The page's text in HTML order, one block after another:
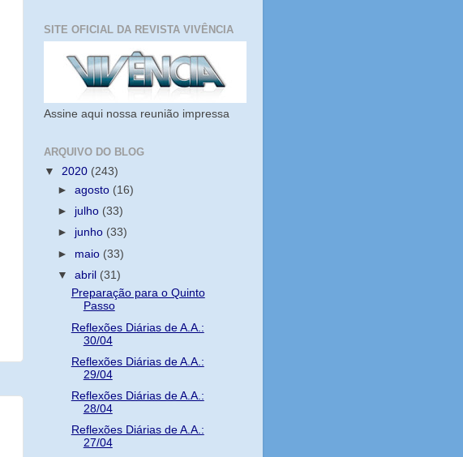
SITE OFICIAL DA REVISTA VIVÊNCIA
Assine aqui nossa reunião impressa
ARQUIVO DO BLOG
▼ 2020 (243)
►agosto (16)
► julho (33)
► junho (33)
► maio (33)
▼abril (31)
Preparação para o Quinto
Passo
Reflexões Diárias de A.A.:
30/04
Reflexões Diárias de A.A.:
29/04
Reflexões Diárias de A.A.:
28/04
Reflexões Diárias de A.A.:
27/04